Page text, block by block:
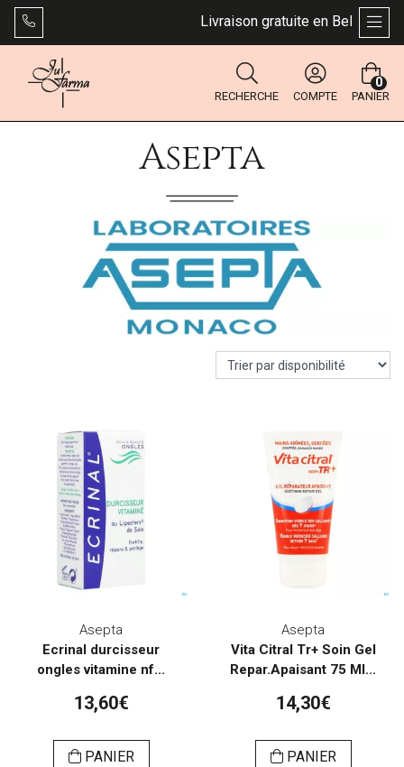
Livraison gratuite en Belgique
RECHERCHE COMPTE PANIER
0
Asepta
Asepta
Ecrinal durcisseur
ongles vitamine nf...
13,60€
PANIER
Asepta
Vita Citral Tr+ Soin Gel
Repar.Apaisant 75 Ml...
14,30€
PANIER